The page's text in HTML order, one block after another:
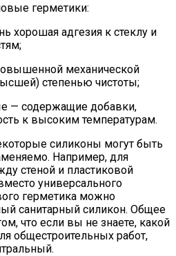
герметики:
хорошая адгезия к стеклу и
механической
степенью чистоты;
— содержащие добавки,
к высоким температурам.
силиконы могут быть
Например, для
стеной и пластиковой
универсального
герметика можно
санитарный силикон. Общее
что если вы не знаете, какой
общестроительных работ,